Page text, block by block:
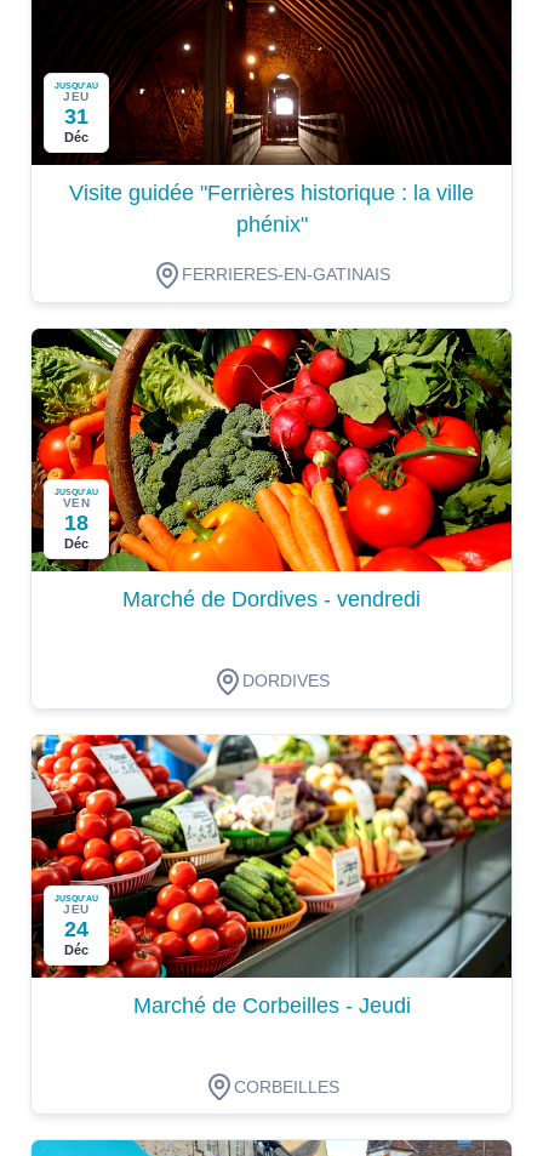
Catégories
JUSQU'AU
JEU
31
Déc
Visite guidée "Ferrières historique : la ville
phénix"
FERRIERES-EN-GATINAIS
JUSQU'AU
VEN
18
Déc
Marché de Dordives - vendredi
DORDIVES
JUSQU'AU
JEU
24
Déc
Marché de Corbeilles - Jeudi
CORBEILLES